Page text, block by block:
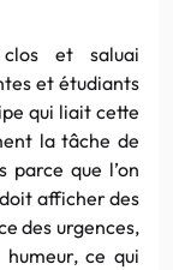
et saluai
et étudiants
qui liait cette
la tâche de
parce que l’on
afficher des
des urgences,
ce qui